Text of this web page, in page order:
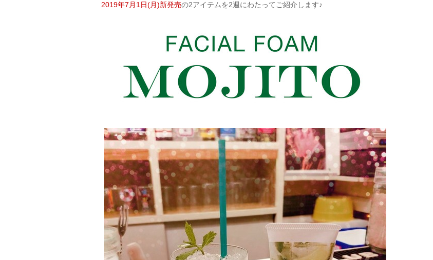
2019年7月1日(月)新発売の2アイテムを2週にわたってご紹介します♪